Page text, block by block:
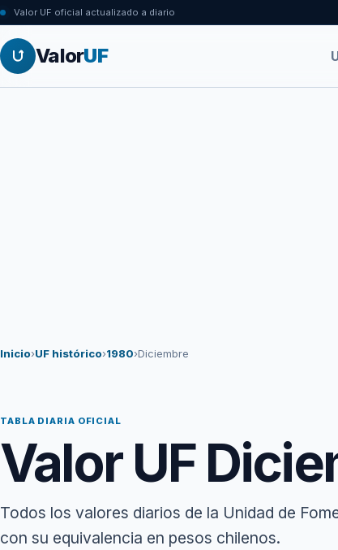
Valor UF oficial actualizado a diario
ValorUF
Inicio›UF histórico›1980›Diciembre
TABLA DIARIA OFICIAL
Valor UF
Todos los valores diarios de la Unidad de
con su equivalencia en pesos chilenos.